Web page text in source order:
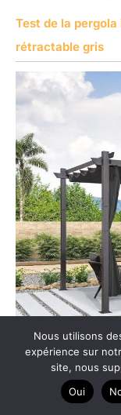
Test de la
rétractable gris
Test de la
Nous utilisons
expérience sur
site, nous
Oui